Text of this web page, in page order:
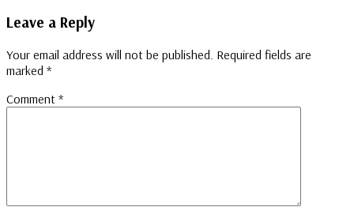
Leave a Reply
Your email address will not be published. Required fields are
marked *
Comment *